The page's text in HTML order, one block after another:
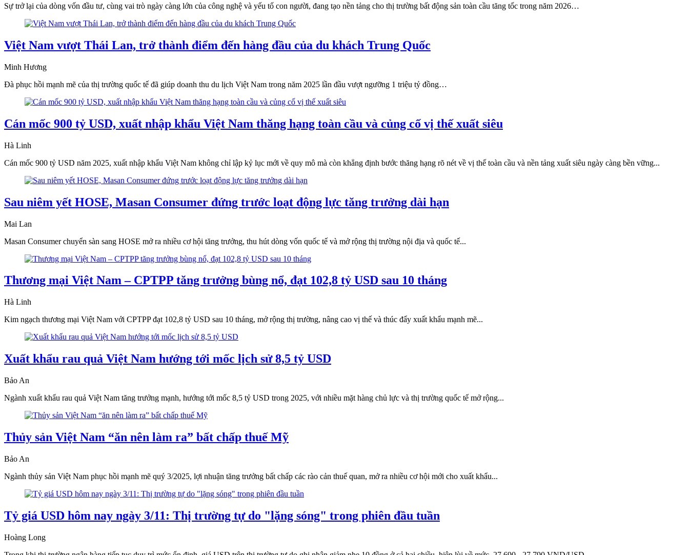
Sự trở lại của dòng vốn đầu tư, cùng vai trò ngày càng lớn của công nghệ và yếu tố con người, đang tạo nền tảng cho thị trường bất động sản toàn cầu tăng tốc trong năm 2026…
Việt Nam vượt Thái Lan, trở thành điểm đến hàng đầu của du khách Trung Quốc
Minh Hương
Đà phục hồi mạnh mẽ của thị trường quốc tế đã giúp doanh thu du lịch Việt Nam trong năm 2025 lần đầu vượt ngưỡng 1 triệu tỷ đồng…
Cán mốc 900 tỷ USD, xuất nhập khẩu Việt Nam thăng hạng toàn cầu và củng cố vị thế xuất siêu
Hà Linh
Cán mốc 900 tỷ USD năm 2025, xuất nhập khẩu Việt Nam không chỉ lập kỷ lục mới về quy mô mà còn khẳng định bước thăng hạng rõ nét về vị thế toàn cầu và nền tảng xuất siêu ngày càng bền vững...
Sau niêm yết HOSE, Masan Consumer đứng trước loạt động lực tăng trưởng dài hạn
Mai Lan
Masan Consumer chuyển sàn sang HOSE mở ra nhiều cơ hội tăng trưởng, thu hút dòng vốn quốc tế và mở rộng thị trường nội địa và quốc tế...
Thương mại Việt Nam – CPTPP tăng trưởng bùng nổ, đạt 102,8 tỷ USD sau 10 tháng
Hà Linh
Kim ngạch thương mại Việt Nam với CPTPP đạt 102,8 tỷ USD sau 10 tháng, mở rộng thị trường, nâng cao vị thế và thúc đẩy xuất khẩu mạnh mẽ...
Xuất khẩu rau quả Việt Nam hướng tới mốc lịch sử 8,5 tỷ USD
Bảo An
Ngành xuất khẩu rau quả Việt Nam tăng trưởng mạnh, hướng tới mốc 8,5 tỷ USD trong 2025, với nhiều mặt hàng chủ lực và thị trường quốc tế mở rộng...
Thủy sản Việt Nam “ăn nên làm ra” bất chấp thuế Mỹ
Bảo An
Ngành thủy sản Việt Nam phục hồi mạnh mẽ quý 3/2025, lợi nhuận tăng trưởng bất chấp các rào cản thuế quan, mở ra nhiều cơ hội mới cho xuất khẩu...
Tỷ giá USD hôm nay ngày 3/11: Thị trường tự do "lặng sóng" trong phiên đầu tuần
Hoàng Long